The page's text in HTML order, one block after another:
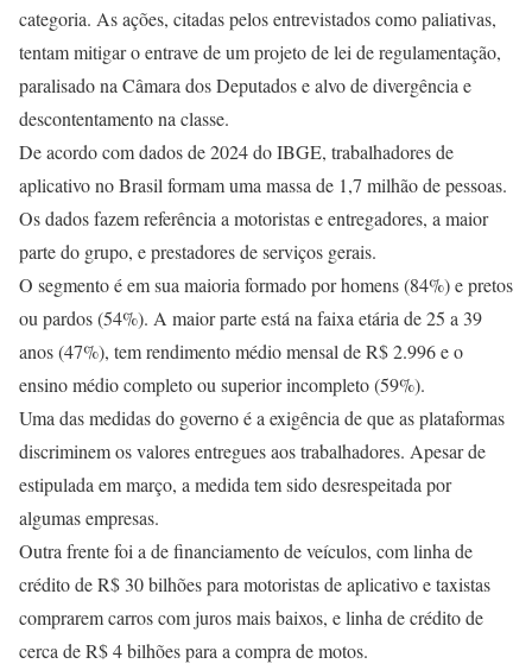
categoria. As ações, citadas pelos entrevistados como paliativas,
tentam mitigar o entrave de um projeto de lei de regulamentação,
paralisado na Câmara dos Deputados e alvo de divergência e
descontentamento na classe.
De acordo com dados de 2024 do IBGE, trabalhadores de
aplicativo no Brasil formam uma massa de 1,7 milhão de pessoas.
Os dados fazem referência a motoristas e entregadores, a maior
parte do grupo, e prestadores de serviços gerais.
O segmento é em sua maioria formado por homens (84%) e pretos
ou pardos (54%). A maior parte está na faixa etária de 25 a 39
anos (47%), tem rendimento médio mensal de R$ 2.996 e o
ensino médio completo ou superior incompleto (59%).
Uma das medidas do governo é a exigência de que as plataformas
discriminem os valores entregues aos trabalhadores. Apesar de
estipulada em março, a medida tem sido desrespeitada por
algumas empresas.
Outra frente foi a de financiamento de veículos, com linha de
crédito de R$ 30 bilhões para motoristas de aplicativo e taxistas
comprarem carros com juros mais baixos, e linha de crédito de
cerca de R$ 4 bilhões para a compra de motos.